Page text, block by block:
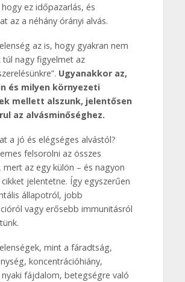
ez időpazarlás, és
az a néhány órányi alvás.
az is, hogy gyakran nem
nagy figyelmet az
Ugyanakkor az,
és milyen környezeti
mellett alszunk, jelentősen
az alvásminőséghez.
a jó és elégséges alvástól?
felsorolni az összes
mert az egy külön – és nagyon
jelentetne. Így egyszerűen
állapotról, jobb
vagy erősebb immunitásról
mint a fáradtság,
koncentrációhiány,
fájdalom, betegségre való